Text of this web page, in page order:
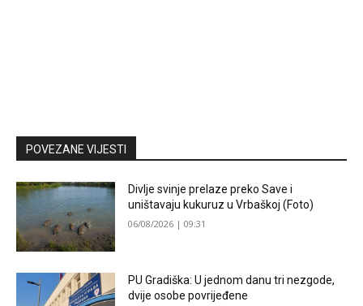
POVEZANE VIJESTI
Divlje svinje prelaze preko Save i
uništavaju kukuruz u Vrbaškoj (Foto)
06/08/2026 | 09:31
PU Gradiška: U jednom danu tri nezgode,
dvije osobe povrijeđene